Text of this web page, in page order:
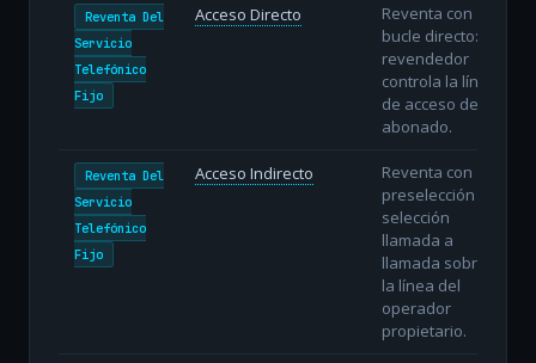
Reventa Del
Servicio
Telefónico
Fijo
Acceso Directo
Reventa con
bucle directo: el
revendedor
controla la línea
de acceso del
abonado.
Reventa Del
Servicio
Telefónico
Fijo
Acceso Indirecto
Reventa con
preselección o
selección
llamada a
llamada sobre
la línea del
operador
propietario.